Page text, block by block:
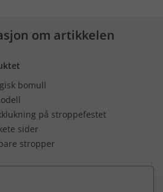
om artikkelen
bomull
på stroppefestet
sider
stropper